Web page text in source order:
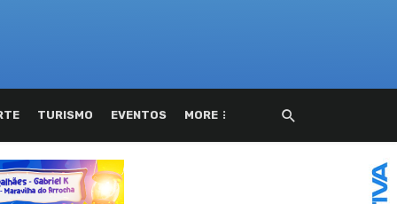
TURISMO EVENTOS MORE